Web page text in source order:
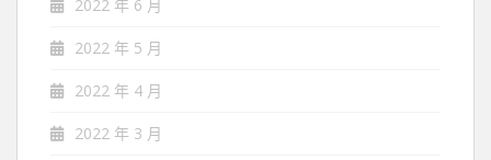
2022 年 6 月
2022 年 5 月
2022 年 4 月
2022 年 3 月